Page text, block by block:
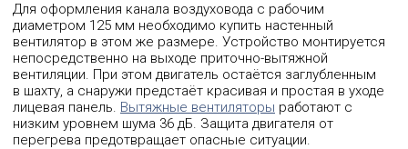
Для оформления канала воздуховода с рабочим
диаметром 125 мм необходимо купить настенный
вентилятор в этом же размере. Устройство монтируется
непосредственно на выходе приточно-вытяжной
вентиляции. При этом двигатель остаётся заглубленным
в шахту, а снаружи предстаёт красивая и простая в уходе
лицевая панель. Вытяжные вентиляторы работают с
низким уровнем шума 36 дБ. Защита двигателя от
перегрева предотвращает опасные ситуации.